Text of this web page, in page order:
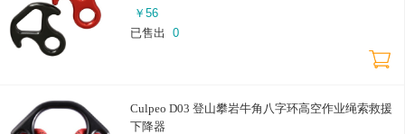
￥ 56
已售出
0
Culpeo D03 登山攀岩牛角八字环高空作业绳索救援
下降器